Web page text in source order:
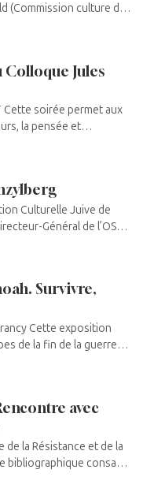
(Commission culture du
Jules
Cette soirée permet aux
la pensée et
Culturelle Juive de
Général de l’OSE,
Survivre,
Cette exposition
de la fin de la guerre
avec
de la Résistance et de la
bibliographique consacré